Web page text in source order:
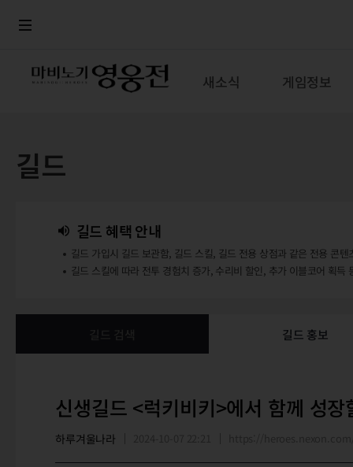
새소식 게임정보
길드
길드 혜택 안내
길드 가입시 길드 보관함, 길드 스킬, 길드 전용 상점과 같은 전용 콘
길드 스킬에 따라 전투 경험치 증가, 수리비 할인, 추가 이블코어 획득
길드 홍보
신생길드 <럭키비키>에서 함께 성
하루겨울나라